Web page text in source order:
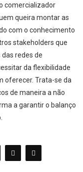
comercializador
queira montar as
com o conhecimento
stakeholders que
redes de
da flexibilidade
oferecer. Trata-se da
de maneira a não
a garantir o balanço